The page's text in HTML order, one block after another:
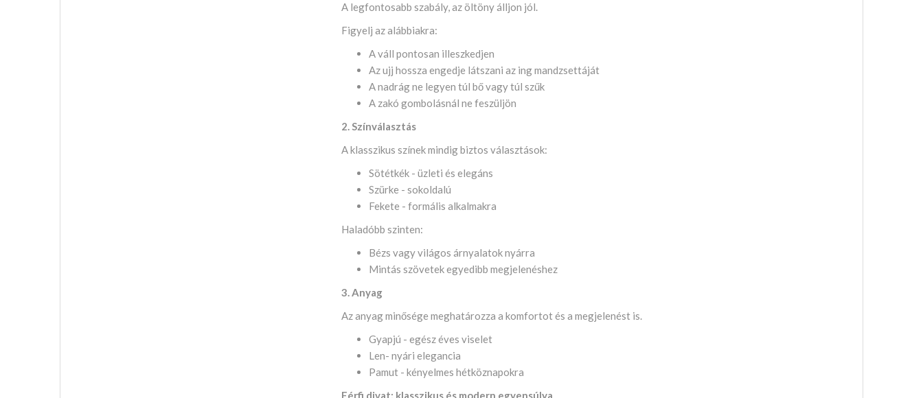
A legfontosabb szabály, az öltöny álljon jól.
Figyelj az alábbiakra:
A váll pontosan illeszkedjen
Az ujj hossza engedje látszani az ing mandzsettáját
A nadrág ne legyen túl bő vagy túl szűk
A zakó gombolásnál ne feszüljön
2. Színválasztás
A klasszikus színek mindig biztos választások:
Sötétkék - üzleti és elegáns
Szürke - sokoldalú
Fekete - formális alkalmakra
Haladóbb szinten:
Bézs vagy világos árnyalatok nyárra
Mintás szövetek egyedibb megjelenéshez
3. Anyag
Az anyag minősége meghatározza a komfortot és a megjelenést is.
Gyapjú - egész éves viselet
Len- nyári elegancia
Pamut - kényelmes hétköznapokra
Férfi divat: klasszikus és modern egyensúlya